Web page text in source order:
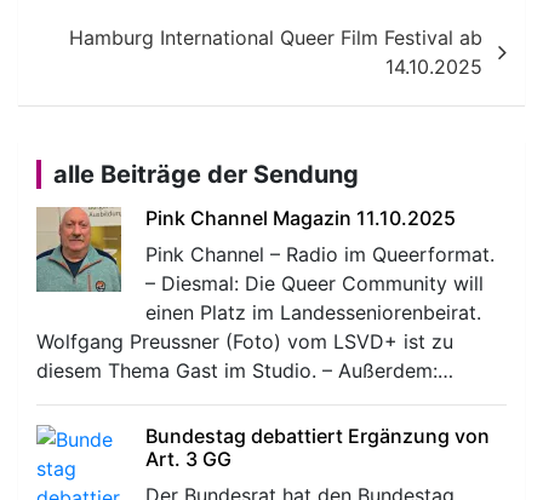
Hamburg International Queer Film Festival ab
14.10.2025
alle Beiträge der Sendung
Pink Channel Magazin 11.10.2025
Pink Channel – Radio im Queerformat.
– Diesmal: Die Queer Community will
einen Platz im Landesseniorenbeirat.
Wolfgang Preussner (Foto) vom LSVD+ ist zu
diesem Thema Gast im Studio. – Außerdem:…
Bundestag debattiert Ergänzung von
Art. 3 GG